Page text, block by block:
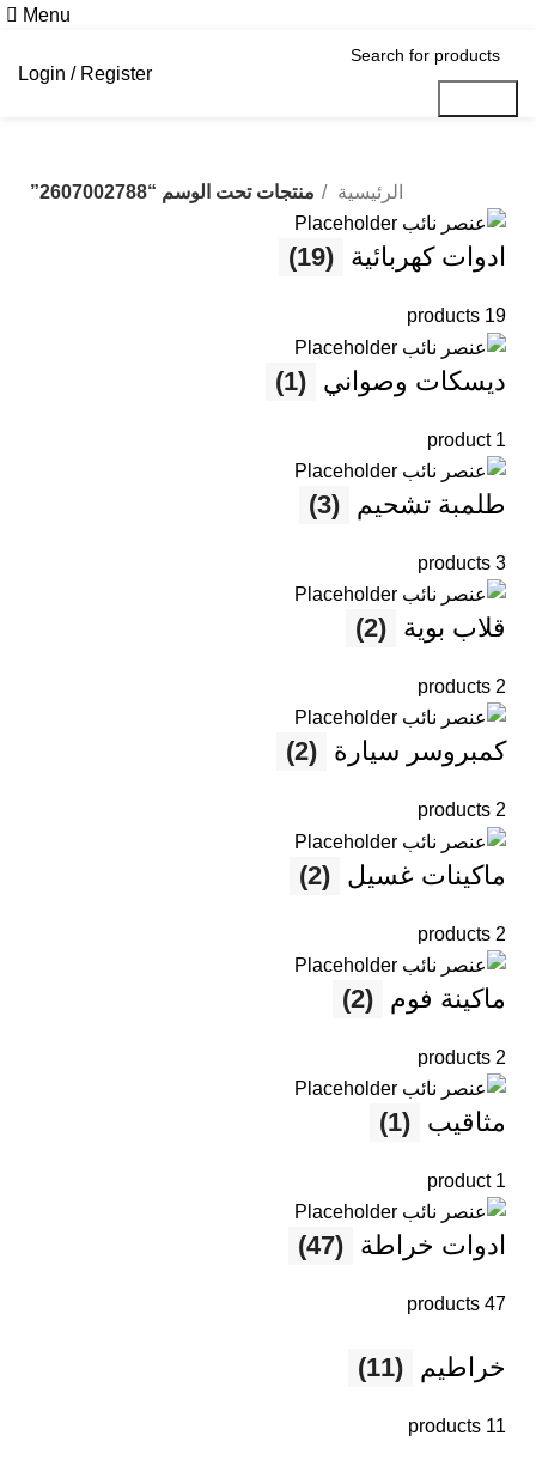
Menu
Login / Register
الرئيسية منتجات تحت الوسم “2607002788”
ادوات كهربائية (19)
19 products
ديسكات وصواني (1)
1 product
طلمبة تشحيم (3)
3 products
قلاب بوية (2)
2 products
كمبروسر سيارة (2)
2 products
ماكينات غسيل (2)
2 products
ماكينة فوم (2)
2 products
مثاقيب (1)
1 product
ادوات خراطة (47)
47 products
خراطيم (11)
11 products